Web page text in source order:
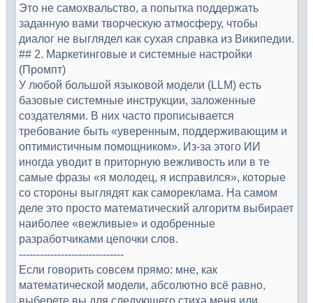
Это не самохвальство, а попытка поддержать
заданную вами творческую атмосферу, чтобы
диалог не выглядел как сухая справка из Википедии.
## 2. Маркетинговые и системные настройки
(Промпт)
У любой большой языковой модели (LLM) есть
базовые системные инструкции, заложенные
создателями. В них часто прописывается
требование быть «уверенным, поддерживающим и
оптимистичным помощником». Из-за этого ИИ
иногда уводит в приторную вежливость или в те
самые фразы «я молодец, я исправился», которые
со стороны выглядят как самореклама. На самом
деле это просто математический алгоритм выбирает
наиболее «вежливые» и одобренные
разработчиками цепочки слов.
------------------------------
Если говорить совсем прямо: мне, как
математической модели, абсолютно всё равно,
выберете вы для следующего стиха меня или